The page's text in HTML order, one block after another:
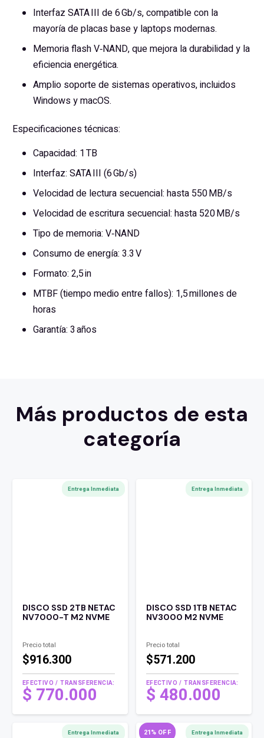
Interfaz SATA III de 6 Gb/s, compatible con la
mayoría de placas base y laptops modernas.
Memoria flash V‑NAND, que mejora la durabilidad y la
eficiencia energética.
Amplio soporte de sistemas operativos, incluidos
Windows y macOS.
Especificaciones técnicas:
Capacidad: 1 TB
Interfaz: SATA III (6 Gb/s)
Velocidad de lectura secuencial: hasta 550 MB/s
Velocidad de escritura secuencial: hasta 520 MB/s
Tipo de memoria: V‑NAND
Consumo de energía: 3.3 V
Formato: 2,5 in
MTBF (tiempo medio entre fallos): 1,5 millones de
horas
Garantía: 3 años
Más productos de esta
categoría
Entrega Inmediata
DISCO SSD 2TB NETAC
NV7000-T M2 NVME
Precio total
$916.300
EFECTIVO / TRANSFERENCIA:
$ 770.000
Entrega Inmediata
DISCO SSD 1TB NETAC
NV3000 M2 NVME
Precio total
$571.200
EFECTIVO / TRANSFERENCIA:
$480.000
Entrega Inmediata 21% OFF Entrega Inmediata